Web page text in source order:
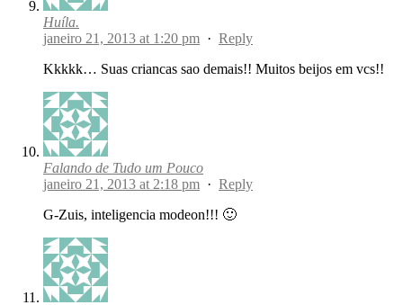
Huíla.
janeiro 21, 2013 at 1:20 pm · Reply
Kkkkk… Suas criancas sao demais!! Muitos beijos em vcs!!
Falando de Tudo um Pouco
janeiro 21, 2013 at 2:18 pm · Reply
G-Zuis, inteligencia modeon!!! 🙂